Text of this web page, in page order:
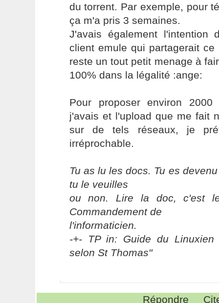
du torrent. Par exemple, pour
ça m'a pris 3 semaines.
J'avais également l'intention
client emule qui partagerait
reste un tout petit menage à
100% dans la légalité :ange:
Pour proposer environ
j'avais et l'upload que me fait
sur de tels réseaux, je
irréprochable.
Tu as lu les docs. Tu es
tu le veuilles
ou non. Lire la doc, c'est
Commandement de
l'informaticien.
-+- TP in: Guide du Linuxien
selon St Thomas"
Répondre